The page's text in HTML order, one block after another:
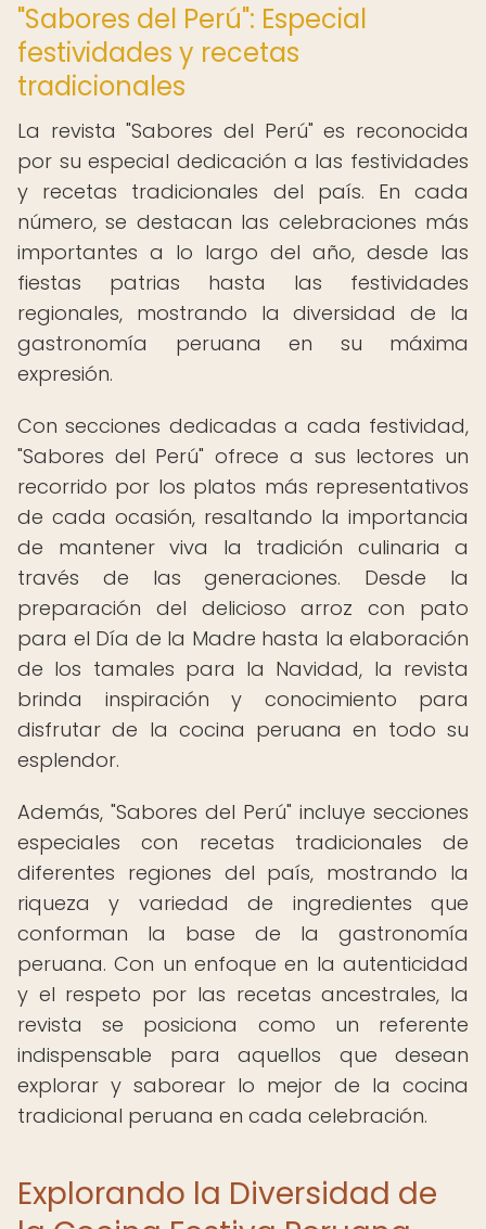
"Sabores del Perú": Especial
festividades y recetas
tradicionales
La revista "Sabores del Perú" es reconocida
por su especial dedicación a las festividades
y recetas tradicionales del país. En cada
número, se destacan las celebraciones más
importantes a lo largo del año, desde las
fiestas patrias hasta las festividades
regionales, mostrando la diversidad de la
gastronomía peruana en su máxima
expresión.
Con secciones dedicadas a cada festividad,
"Sabores del Perú" ofrece a sus lectores un
recorrido por los platos más representativos
de cada ocasión, resaltando la importancia
de mantener viva la tradición culinaria a
través de las generaciones. Desde la
preparación del delicioso arroz con pato
para el Día de la Madre hasta la elaboración
de los tamales para la Navidad, la revista
brinda inspiración y conocimiento para
disfrutar de la cocina peruana en todo su
esplendor.
Además, "Sabores del Perú" incluye secciones
especiales con recetas tradicionales de
diferentes regiones del país, mostrando la
riqueza y variedad de ingredientes que
conforman la base de la gastronomía
peruana. Con un enfoque en la autenticidad
y el respeto por las recetas ancestrales, la
revista se posiciona como un referente
indispensable para aquellos que desean
explorar y saborear lo mejor de la cocina
tradicional peruana en cada celebración.
Explorando la Diversidad de